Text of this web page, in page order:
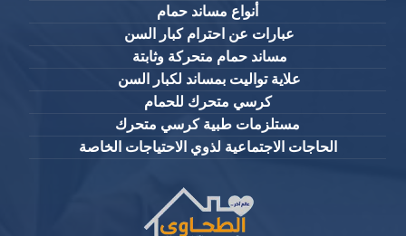
أنواع مساند حمام
عبارات عن احترام كبار السن
مساند حمام متحركة وثابتة
علاية تواليت بمساند لكبار السن
كرسي متحرك للحمام
مستلزمات طبية كرسي متحرك
الحاجات الاجتماعية لذوي الاحتياجات الخاصة